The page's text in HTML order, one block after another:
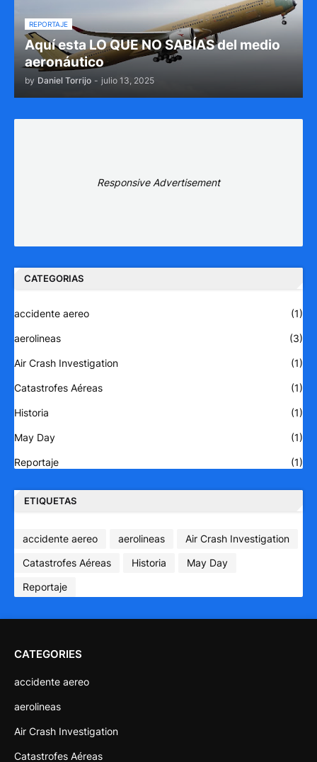
REPORTAJE
Aquí esta LO QUE NO SABÍAS del medio
aeronáutico
by Daniel Torrijo - julio 13, 2025
Responsive Advertisement
CATEGORIAS
accidente aereo (1)
aerolineas (3)
Air Crash Investigation (1)
Catastrofes Aéreas (1)
Historia (1)
May Day (1)
Reportaje (1)
ETIQUETAS
accidente aereo aerolineas
Air Crash Investigation
Catastrofes Aéreas
Historia
May Day
Reportaje
CATEGORIES
accidente aereo
aerolineas
Air Crash Investigation
Catastrofes Aéreas